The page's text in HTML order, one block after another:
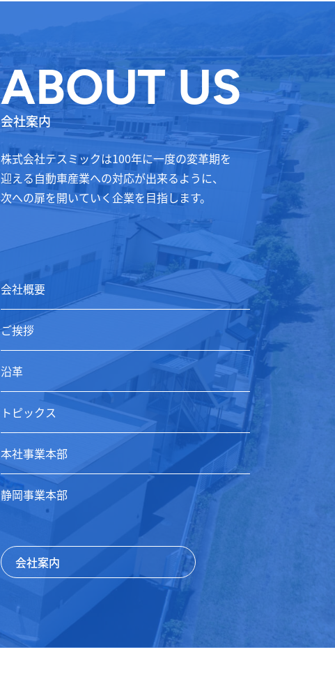
ABOUT US
会社案内
株式会社テスミックは100年に一度の変革期を
迎える自動車産業への対応が出来るように、
次への扉を開いていく企業を目指します。
会社概要
ご挨拶
沿革
トピックス
本社事業本部
静岡事業本部
会社案内